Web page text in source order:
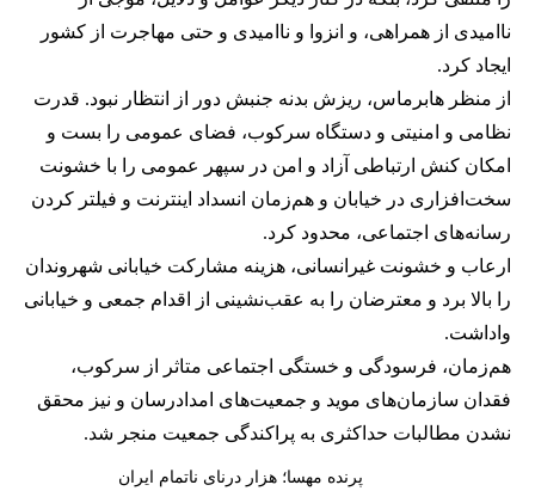
ناامیدی از همراهی، و انزوا و ناامیدی و حتی مهاجرت از کشور
ایجاد کرد.
از منظر هابرماس، ریزش بدنه جنبش‌ دور از انتظار نبود. قدرت
نظامی و امنیتی و دستگاه سرکوب، فضای عمومی را بست و
امکان کنش ارتباطی آزاد و امن در سپهر عمومی را با خشونت
سخت‌افزاری در خیابان و هم‌زمان انسداد اینترنت و فیلتر کردن
رسانه‌های اجتماعی، محدود کرد.
ارعاب و خشونت غیرانسانی، هزینه‌ مشارکت خیابانی شهروندان
را بالا برد و معترضان را به عقب‌نشینی از اقدام جمعی و خیابانی
واداشت.
هم‌زمان، فرسودگی و خستگی اجتماعی متاثر از سرکوب،
فقدان سازمان‌های موید و جمعیت‌های امدادرسان و نیز محقق
نشدن مطالبات حداکثری به پراکندگی جمعیت منجر شد.
پرنده مهسا؛ هزار درنای ناتمام ایران